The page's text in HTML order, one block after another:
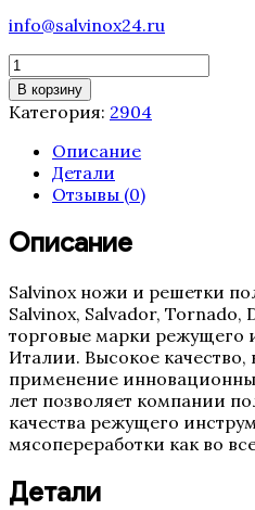
info@salvinox24.ru
Количество
товара
Полотно
ленточной
пилы
Tornado
2904
(16,
3TPI,
Италия)
В корзину
Категория: 2904
Описание
Детали
Отзывы (0)
Описание
Salvinox ножи и решетки
Salvinox, Salvador, Tornado,
торговые марки режущего
Италии. Высокое качество,
применение
лет позволяет компании
качества режущего
мясопереработки как во
Детали